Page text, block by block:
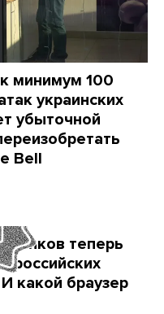
минимум 100
украинских
убыточной
Bell
банков теперь
российских
какой браузер